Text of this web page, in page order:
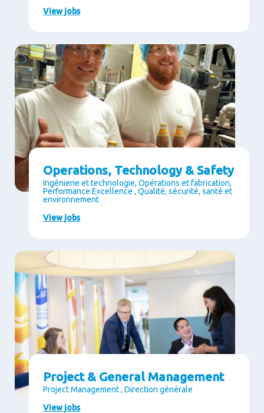
View jobs
Operations, Technology & Safety
Ingénierie et technologie, Opérations et fabrication,
Performance Excellence , Qualité, sécurité, santé et
environnement
View jobs
Project & General Management
Project Management , Direction générale
View jobs